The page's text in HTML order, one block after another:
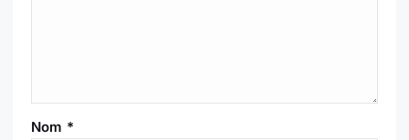
E
’
Nom *